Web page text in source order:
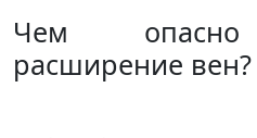
Чем опасно
расширение вен?